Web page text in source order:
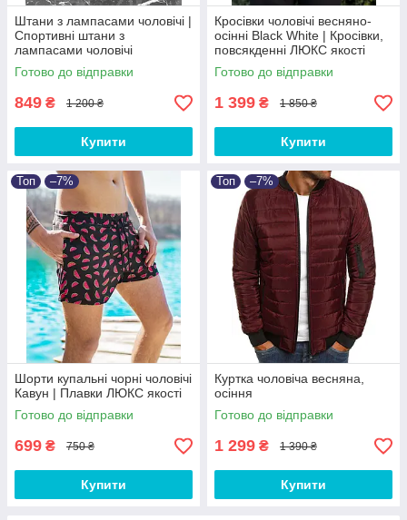
Штани з лампасами чоловічі |
Спортивні штани з
лампасами чоловічі
демісезонні
Готово до відправки
849 ₴ 1 200 ₴
Купити
Кросівки чоловічі весняно-
осінні Black White | Кросівки,
повсякденні ЛЮКС якості
Готово до відправки
1 399 ₴ 1 850 ₴
Купити
Топ –7%
Шорти купальні чорні чоловічі
Кавун | Плавки ЛЮКС якості
Готово до відправки
699 ₴ 750 ₴
Купити
Топ –7%
Куртка чоловіча весняна,
осіння
Готово до відправки
1 299 ₴ 1 390 ₴
Купити